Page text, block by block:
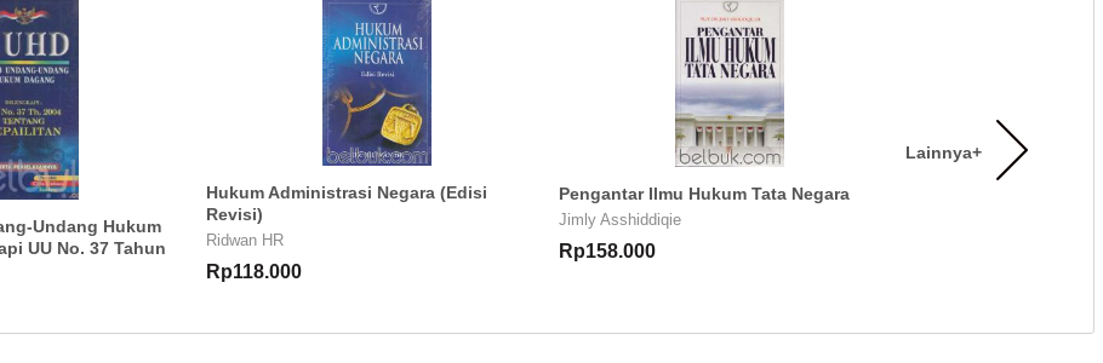
Undang Hukum
UU No. 37 Tahun
Hukum Administrasi Negara (Edisi
Revisi)
Ridwan HR
Rp118.000
Pengantar Ilmu Hukum Tata Negara
Jimly Asshiddiqie
Rp158.000
Lainnya+